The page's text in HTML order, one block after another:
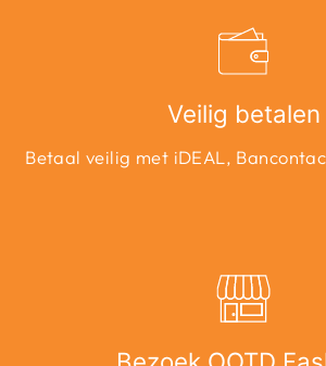
Veilig betalen
Betaal veilig met iDEAL,